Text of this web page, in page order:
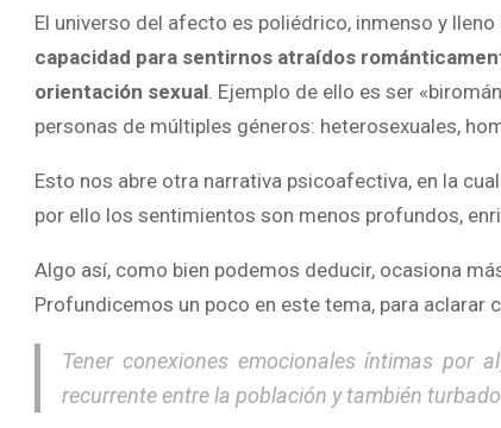
El universo del afecto es poliédrico, inmenso y
capacidad para sentirnos atraídos
orientación sexual. Ejemplo de ello es ser
personas de múltiples géneros: heterosexuales,
Esto nos abre otra narrativa psicoafectiva, en la
por ello los sentimientos son menos profundos,
Algo así, como bien podemos deducir, ocasiona
Profundicemos un poco en este tema, para aclarar
Tener conexiones emocionales íntimas por
recurrente entre la población y también